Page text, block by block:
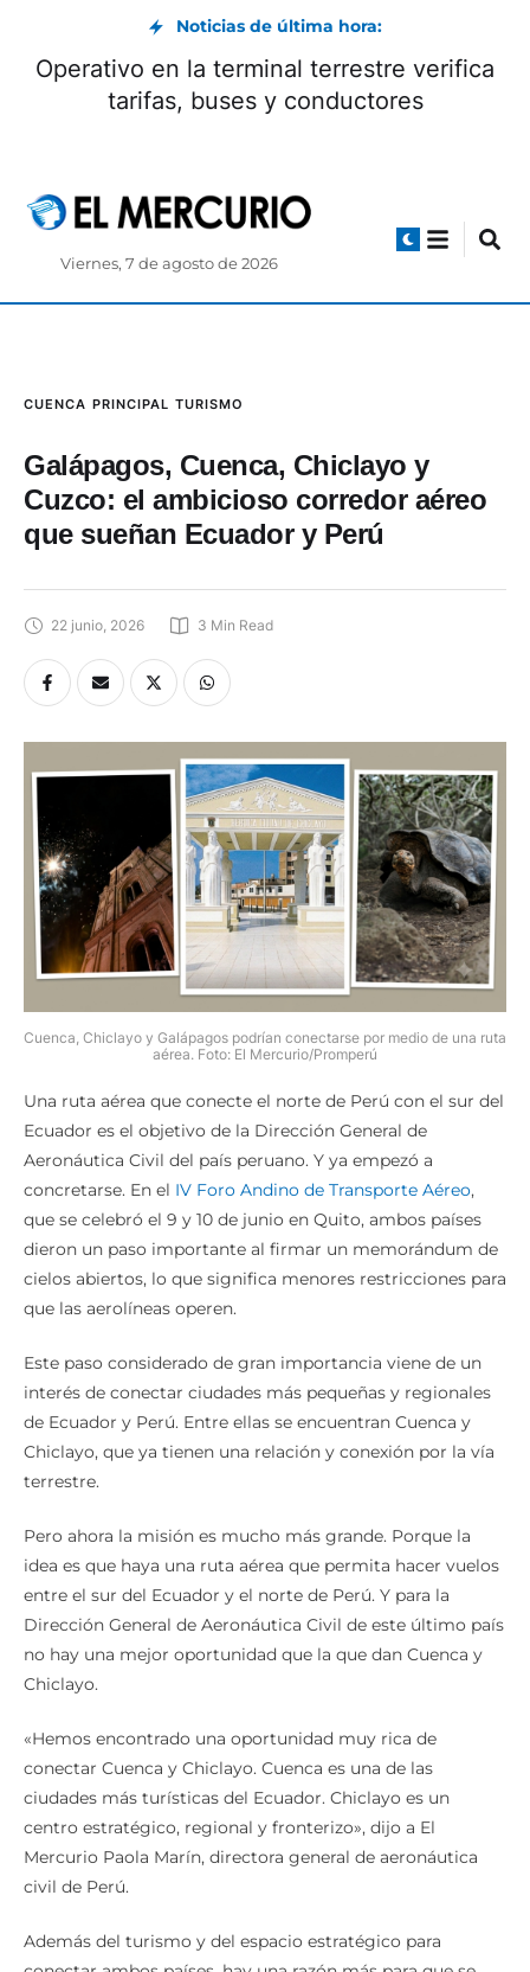
Noticias de última hora:
Operativo en la terminal terrestre verifica
tarifas, buses y conductores
Viernes, 7 de agosto de 2026
CUENCA PRINCIPAL TURISMO
Galápagos, Cuenca, Chiclayo y
Cuzco: el ambicioso corredor aéreo
que sueñan Ecuador y Perú
22 junio, 2026 3 Min Read
Cuenca, Chiclayo y Galápagos podrían conectarse por medio de una ruta
aérea. Foto: El Mercurio/Promperú
Una ruta aérea que conecte el norte de Perú con el sur del
Ecuador es el objetivo de la Dirección General de
Aeronáutica Civil del país peruano. Y ya empezó a
concretarse. En el IV Foro Andino de Transporte Aéreo,
que se celebró el 9 y 10 de junio en Quito, ambos países
dieron un paso importante al firmar un memorándum de
cielos abiertos, lo que significa menores restricciones para
que las aerolíneas operen.
Este paso considerado de gran importancia viene de un
interés de conectar ciudades más pequeñas y regionales
de Ecuador y Perú. Entre ellas se encuentran Cuenca y
Chiclayo, que ya tienen una relación y conexión por la vía
terrestre.
Pero ahora la misión es mucho más grande. Porque la
idea es que haya una ruta aérea que permita hacer vuelos
entre el sur del Ecuador y el norte de Perú. Y para la
Dirección General de Aeronáutica Civil de este último país
no hay una mejor oportunidad que la que dan Cuenca y
Chiclayo.
«Hemos encontrado una oportunidad muy rica de
conectar Cuenca y Chiclayo. Cuenca es una de las
ciudades más turísticas del Ecuador. Chiclayo es un
centro estratégico, regional y fronterizo», dijo a El
Mercurio Paola Marín, directora general de aeronáutica
civil de Perú.
Además del turismo y del espacio estratégico para